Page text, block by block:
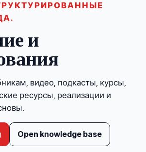
и
видео, подкасты, курсы,
ресурсы, реализации и
Open knowledge base